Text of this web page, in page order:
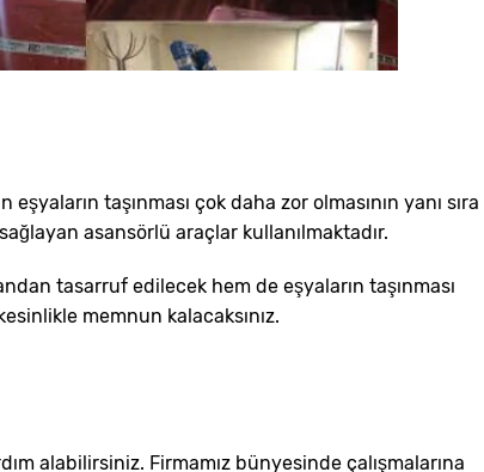
taşınması çok daha zor olmasının yanı sıra
asansörlü araçlar kullanılmaktadır.
tasarruf edilecek hem de eşyaların taşınması
memnun kalacaksınız.
alabilirsiniz. Firmamız bünyesinde çalışmalarına